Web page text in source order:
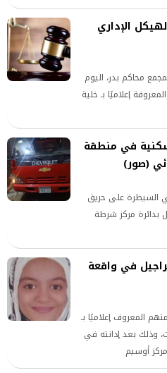
الهيكل الإداري
محاكم بدر، اليوم
المعروفة إعلاميًا بـ خلية
في منطقة
(صور)
السيطرة على حريق
مركز شرطة
في واقعة
المعروف إعلاميًا بـ
بالسجن لمدة 10 سنوات، وذلك بعد إدانته في
أوسيم